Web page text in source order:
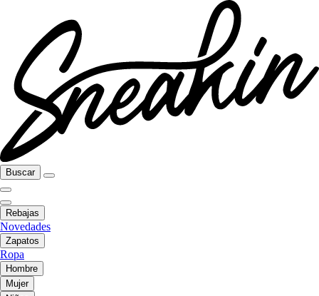
Buscar
Rebajas
Novedades
Zapatos
Ropa
Hombre
Mujer